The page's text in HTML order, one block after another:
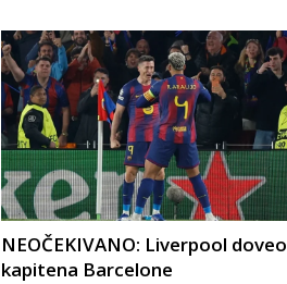
NEOČEKIVANO: Liverpool doveo
kapitena Barcelone